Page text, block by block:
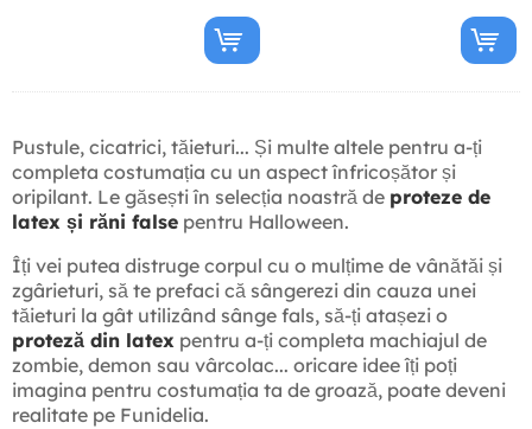
Pustule, cicatrici, tăieturi... Și multe altele pentru a-ți
completa costumația cu un aspect înfricoșător și
oripilant. Le găsești în selecția noastră de proteze de
latex și răni false pentru Halloween.
Îți vei putea distruge corpul cu o mulțime de vânătăi și
zgârieturi, să te prefaci că sângerezi din cauza unei
tăieturi la gât utilizând sânge fals, să-ți atașezi o
proteză din latex pentru a-ți completa machiajul de
zombie, demon sau vârcolac... oricare idee îți poți
imagina pentru costumația ta de groază, poate deveni
realitate pe Funidelia.